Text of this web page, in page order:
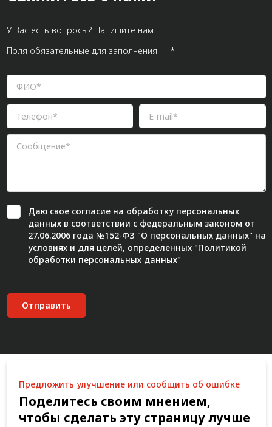
У Вас есть вопросы? Напишите нам.
Поля обязательные для заполнения — *
Даю свое согласиена обработку персональных
данных в соответствии с федеральным законом от
27.06.2006 года №152-ФЗ "О персональных данных" на
условиях и для целей, определенных "Политикой
обработки персональных данных"
Отправить
Предложить улучшение или сообщить об ошибке
Поделитесь своим мнением,
чтобы сделать эту страницу лучше